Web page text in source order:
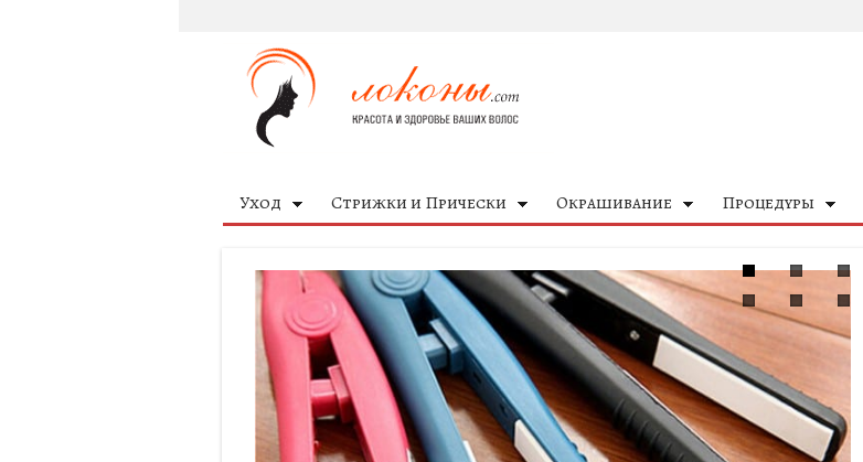
Уход Стрижки и Прически Окрашивание Процедуры